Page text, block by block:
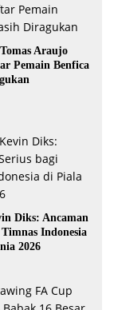
Araujo
Pemain Benfica
Diks: Ancaman
Indonesia
2026